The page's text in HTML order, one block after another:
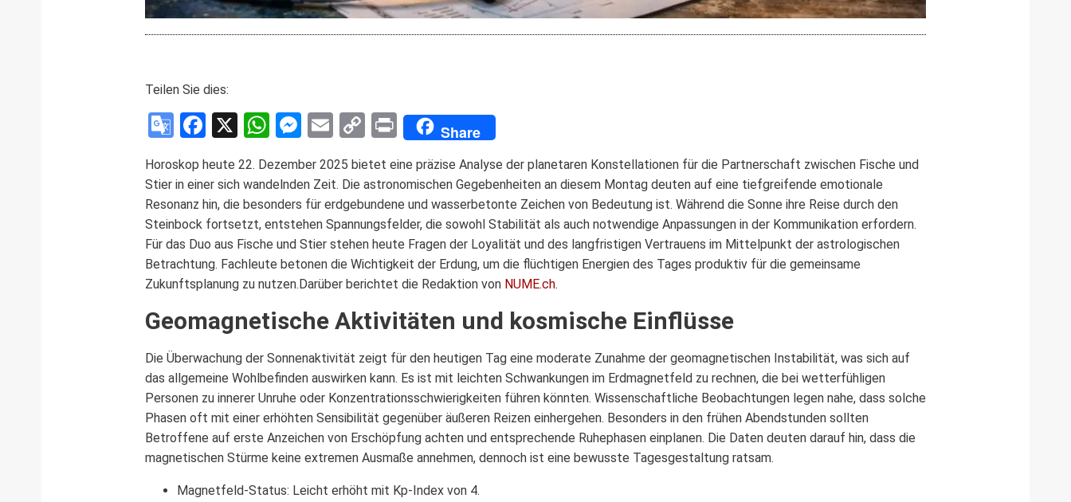
Teilen Sie dies:
Google
Facebook
X WhatsApp
Messenger
EmailCopy
Link
PrintShare
Horoskop heute 22. Dezember 2025 bietet eine präzise Analyse der planetaren Konstellationen für die Partnerschaft zwischen Fische und
Stier in einer sich wandelnden Zeit. Die astronomischen Gegebenheiten an diesem Montag deuten auf eine tiefgreifende emotionale
Resonanz hin, die besonders für erdgebundene und wasserbetonte Zeichen von Bedeutung ist. Während die Sonne ihre Reise durch den
Steinbock fortsetzt, entstehen Spannungsfelder, die sowohl Stabilität als auch notwendige Anpassungen in der Kommunikation erfordern.
Für das Duo aus Fische und Stier stehen heute Fragen der Loyalität und des langfristigen Vertrauens im Mittelpunkt der astrologischen
Betrachtung. Fachleute betonen die Wichtigkeit der Erdung, um die flüchtigen Energien des Tages produktiv für die gemeinsame
Zukunftsplanung zu nutzen.Darüber berichtet die Redaktion von NUME.ch.
Geomagnetische Aktivitäten und kosmische Einflüsse
Die Überwachung der Sonnenaktivität zeigt für den heutigen Tag eine moderate Zunahme der geomagnetischen Instabilität, was sich auf
das allgemeine Wohlbefinden auswirken kann. Es ist mit leichten Schwankungen im Erdmagnetfeld zu rechnen, die bei wetterfühligen
Personen zu innerer Unruhe oder Konzentrationsschwierigkeiten führen könnten. Wissenschaftliche Beobachtungen legen nahe, dass solche
Phasen oft mit einer erhöhten Sensibilität gegenüber äußeren Reizen einhergehen. Besonders in den frühen Abendstunden sollten
Betroffene auf erste Anzeichen von Erschöpfung achten und entsprechende Ruhephasen einplanen. Die Daten deuten darauf hin, dass die
magnetischen Stürme keine extremen Ausmaße annehmen, dennoch ist eine bewusste Tagesgestaltung ratsam.
Magnetfeld-Status: Leicht erhöht mit Kp-Index von 4.